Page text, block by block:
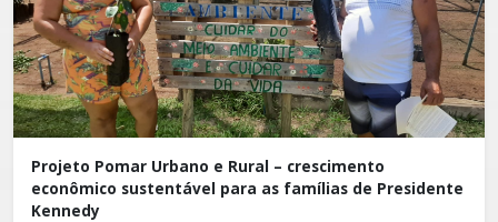
Projeto Pomar Urbano e Rural – crescimento
econômico sustentável para as famílias de Presidente
Kennedy